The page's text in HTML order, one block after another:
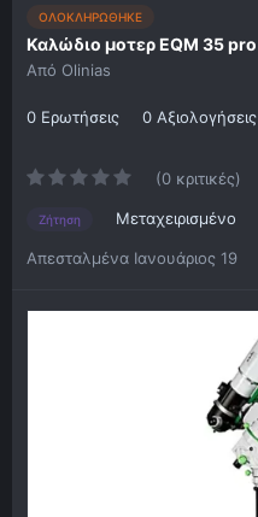
ΟΛΟΚΛΗΡΩΘΗΚΕ
Καλώδιο μοτερ EQM 35 pro
Από Olinias
0 Ερωτήσεις 0 Αξιολογήσεις
(0 κριτικές)
Ζήτηση Μεταχειρισμένο
Απεσταλμένα Ιανουάριος 19